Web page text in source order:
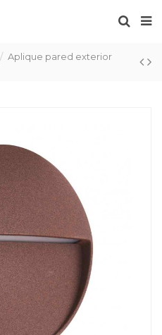
Aplique pared exterior